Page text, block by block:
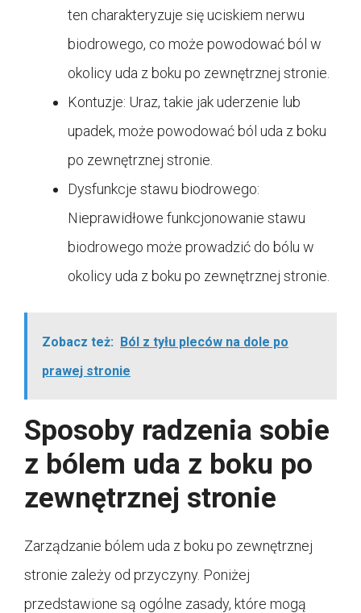
ten charakteryzuje się uciskiem nerwu
biodrowego, co może powodować ból w
okolicy uda z boku po zewnętrznej stronie.
Kontuzje: Uraz, takie jak uderzenie lub
upadek, może powodować ból uda z boku
po zewnętrznej stronie.
Dysfunkcje stawu biodrowego:
Nieprawidłowe funkcjonowanie stawu
biodrowego może prowadzić do bólu w
okolicy uda z boku po zewnętrznej stronie.
Zobacz też: Ból z tyłu pleców na dole po
prawej stronie
Sposoby radzenia sobie
z bólem uda z boku po
zewnętrznej stronie
Zarządzanie bólem uda z boku po zewnętrznej
stronie zależy od przyczyny. Poniżej
przedstawione są ogólne zasady, które mogą